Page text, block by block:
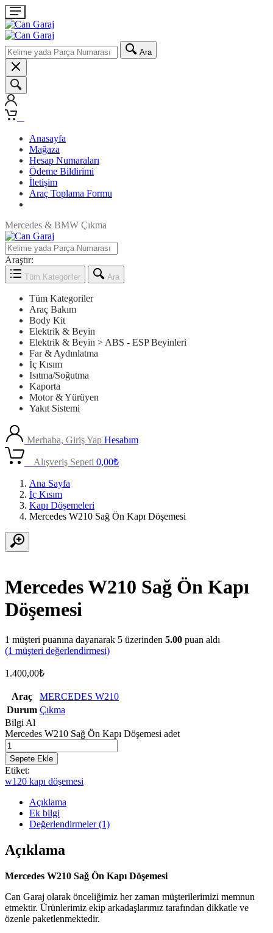
Ara
Anasayfa
Mağaza
Hesap Numaraları
Ödeme Bildirimi
İletişim
Araç Toplama Formu
Mercedes & BMW Çıkma
Araştır:
Tüm Kategoriler Ara
Tüm Kategoriler
Araç Bakım
Body Kit
Elektrik & Beyin
Elektrik & Beyin > ABS - ESP Beyinleri
Far & Aydınlatma
İç Kısım
Isıtma/Soğutma
Kaporta
Motor & Yürüyen
Yakıt Sistemi
Merhaba, Giriş Yap Hesabım
Alışveriş Sepeti 0,00₺
Ana Sayfa
İç Kısım
Kapı Döşemeleri
Mercedes W210 Sağ Ön Kapı Döşemesi
Mercedes W210 Sağ Ön Kapı
Döşemesi
1 müşteri puanına dayanarak 5 üzerinden 5.00 puan aldı
(1 müşteri değerlendirmesi)
1.400,00₺
Araç
MERCEDES W210
Durum Çıkma
Bilgi Al
Mercedes W210 Sağ Ön Kapı Döşemesi adet
Sepete Ekle
Etiket:
w120 kapı döşemesi
Açıklama
Ek bilgi
Değerlendirmeler (1)
Açıklama
Mercedes W210 Sağ Ön Kapı Döşemesi
Can Garaj olarak önceliğimiz her zaman müşterilerimizi memnun
etmektir. Ürünlerimiz ekip arkadaşlarımız tarafından dikkatle ve
özenle paketlenmektedir.